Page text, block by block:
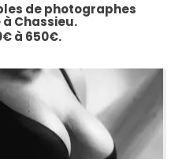
de photographes
Chassieu.
à 650€.